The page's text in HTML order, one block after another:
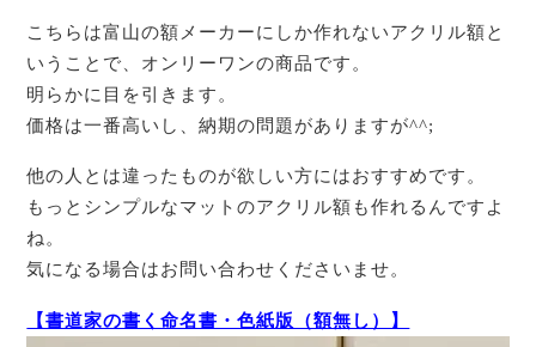
こちらは富山の額メーカーにしか作れないアクリル額と
いうことで、オンリーワンの商品です。
明らかに目を引きます。
価格は一番高いし、納期の問題がありますが^^;
他の人とは違ったものが欲しい方にはおすすめです。
もっとシンプルなマットのアクリル額も作れるんですよ
ね。
気になる場合はお問い合わせくださいませ。
【書道家の書く命名書・色紙版（額無し）】